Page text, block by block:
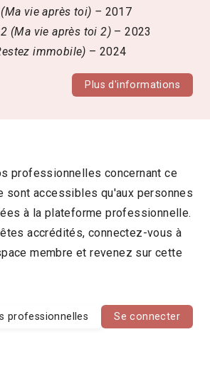
vie après toi) – 2017
(Ma vie après toi 2) – 2023
immobile) – 2024
Plus d'informations
professionnelles concernant ce
sont accessibles qu'aux personnes
à la plateforme professionnelle.
accrédités, connectez-vous à
membre et revenez sur cette
professionnelles Se connecter